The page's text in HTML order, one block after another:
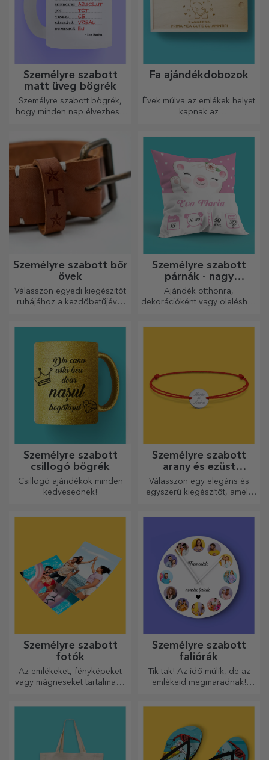
Személyre szabott
matt üveg bögrék
Személyre szabott bögrék,
hogy minden nap élvezhesd
Fa ajándékdobozok
Évek múlva az emlékek helyet
kapnak az
Személyre szabott bőr
övek
Válasszon egyedi kiegészítőt
ruhájához a kezdőbetűjével
Személyre szabott
párnák - nagy
méretben
Ajándék otthonra,
dekorációként vagy öleléshez
Személyre szabott
csillogó bögrék
Csillogó ajándékok minden
kedvesednek!
Személyre szabott
arany és ezüst
karkötők
Válasszon egy elegáns és
egyszerű kiegészítőt, amely
fogja.
Személyre szabott
fotók
Az emlékeket, fényképeket
vagy mágneseket tartalmazó
eredeti ajándékokat.
Személyre szabott
faliórák
Tik-tak! Az idő múlik, de az
emlékeid megmaradnak!